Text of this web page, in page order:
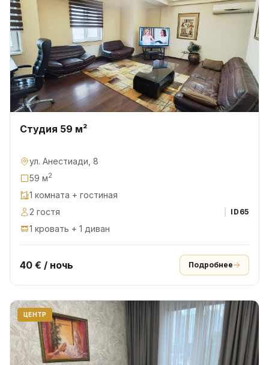
Студия 59 м²
ул. Анестиади, 8
59 м2
1 комната + гостиная
2 гостя
ID 65
1 кровать + 1 диван
40 € / ночь Подробнее
ЦЕНТР